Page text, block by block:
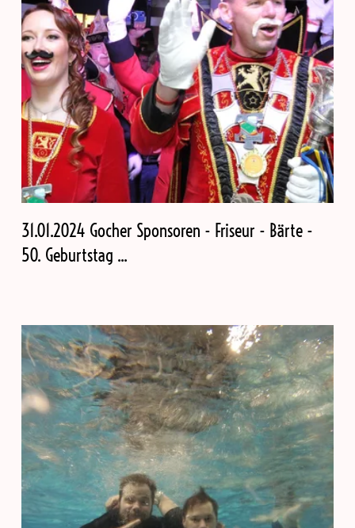
31.01.2024 Gocher Sponsoren - Friseur - Bärte -
50. Geburtstag ...